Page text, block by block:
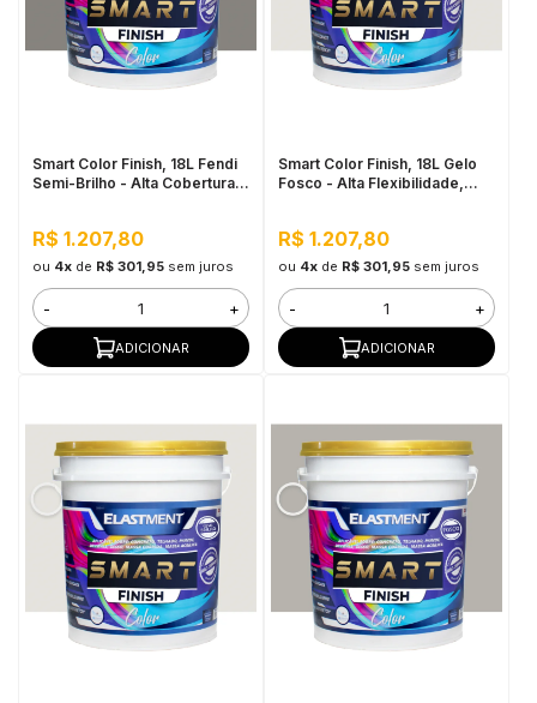
Smart Color Finish, 18L Fendi
Semi-Brilho - Alta Cobertura e
R$ 1.207,80
ou 4xde R$ 301,95 sem juros
- +
ADICIONAR
Smart Color Finish, 18L Gelo
Fosco - Alta Flexibilidade,
R$ 1.207,80
ou 4xde R$ 301,95 sem juros
- +
ADICIONAR